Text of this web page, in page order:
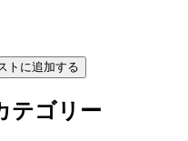
トに追加する
テゴリー